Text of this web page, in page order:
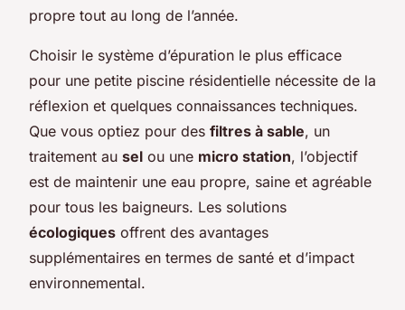
propre tout au long de l’année.
Choisir le système d’épuration le plus efficace
pour une petite piscine résidentielle nécessite de la
réflexion et quelques connaissances techniques.
Que vous optiez pour des filtres à sable, un
traitement au sel ou une micro station, l’objectif
est de maintenir une eau propre, saine et agréable
pour tous les baigneurs. Les solutions
écologiques offrent des avantages
supplémentaires en termes de santé et d’impact
environnemental.